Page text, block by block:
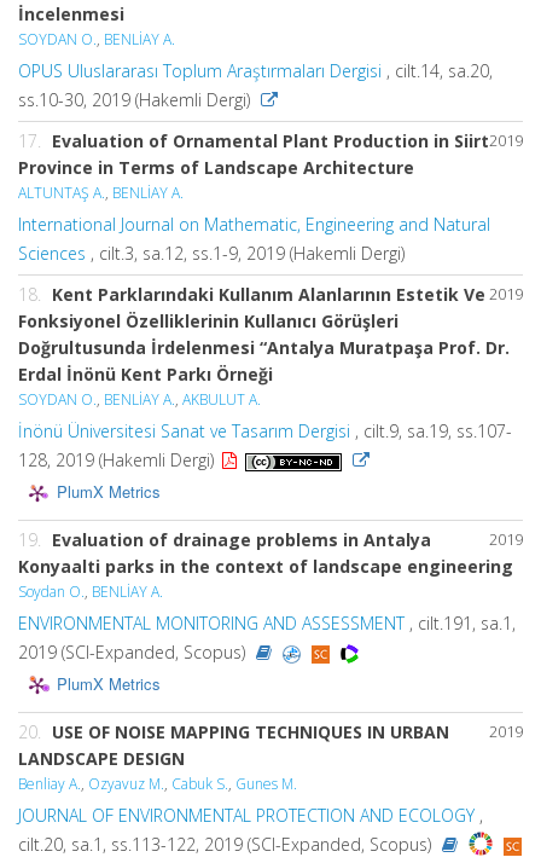
İncelenmesi
SOYDAN O., BENLİAY A.
OPUS Uluslararası Toplum Araştırmaları Dergisi , cilt.14, sa.20,
ss.10-30, 2019 (Hakemli Dergi)
2019
17. Evaluation of Ornamental Plant Production in Siirt
Province in Terms of Landscape Architecture
ALTUNTAŞ A., BENLİAY A.
International Journal on Mathematic, Engineering and Natural
Sciences , cilt.3, sa.12, ss.1-9, 2019 (Hakemli Dergi)
2019
18. Kent Parklarındaki Kullanım Alanlarının Estetik Ve
Fonksiyonel Özelliklerinin Kullanıcı Görüşleri
Doğrultusunda İrdelenmesi “Antalya Muratpaşa Prof. Dr.
Erdal İnönü Kent Parkı Örneği
SOYDAN O., BENLİAY A., AKBULUT A.
İnönü Üniversitesi Sanat ve Tasarım Dergisi , cilt.9, sa.19, ss.107-
128, 2019 (Hakemli Dergi)
PlumX Metrics
2019
19. Evaluation of drainage problems in Antalya
Konyaalti parks in the context of landscape engineering
Soydan O., BENLİAY A.
ENVIRONMENTAL MONITORING AND ASSESSMENT, cilt.191, sa.1,
2019 (SCI-Expanded, Scopus)
PlumX Metrics
2019
20. USE OF NOISE MAPPING TECHNIQUES IN URBAN
LANDSCAPE DESIGN
Benliay A., Ozyavuz M., Cabuk S., Gunes M.
JOURNAL OF ENVIRONMENTAL PROTECTION AND ECOLOGY ,
cilt.20, sa.1, ss.113-122, 2019 (SCI-Expanded, Scopus)